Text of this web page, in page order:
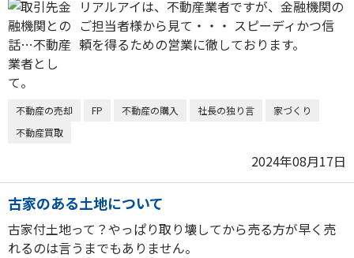
リアルアイは、不動産業者ですが、金融機関の
ご担当者様から見て・・・ スピーディかつ信
頼を得るための営業に徹しております。
不動産の売却 FP 不動産の購入 社長の独り言
家づくり
不動産買取
2024年08月17日
古家のある土地について
古家付土地って？やっぱり取り壊してから売る方が早く売
れるのは言うまでもありません。